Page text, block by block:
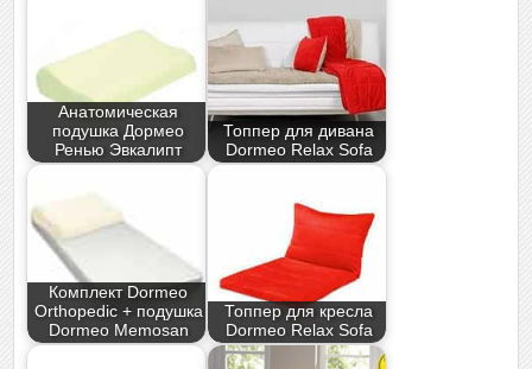
Анатомическая
подушка Дормео
Ренью Эвкалипт
Топпер для дивана
Dormeo Relax Sofa
Комплект Dormeo
Orthopedic + подушка
Dormeo Memosan
Топпер для кресла
Dormeo Relax Sofa